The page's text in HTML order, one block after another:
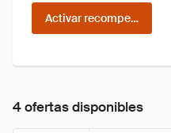
Activar recompensas
4 ofertas disponibles